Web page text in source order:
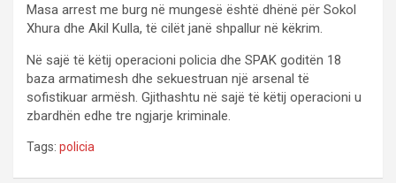
Masa arrest me burg në mungesë është dhënë për Sokol
Xhura dhe Akil Kulla, të cilët janë shpallur në këkrim.
Në sajë të këtij operacioni policia dhe SPAK goditën 18
baza armatimesh dhe sekuestruan një arsenal të
sofistikuar armësh. Gjithashtu në sajë të këtij operacioni u
zbardhën edhe tre ngjarje kriminale.
Tags: policia